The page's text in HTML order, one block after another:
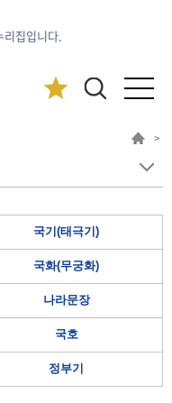
리집입니다.
>
국기(태극기)
국화(무궁화)
나라문장
국호
정부기